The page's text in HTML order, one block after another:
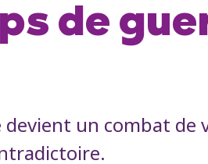
de
un combat de